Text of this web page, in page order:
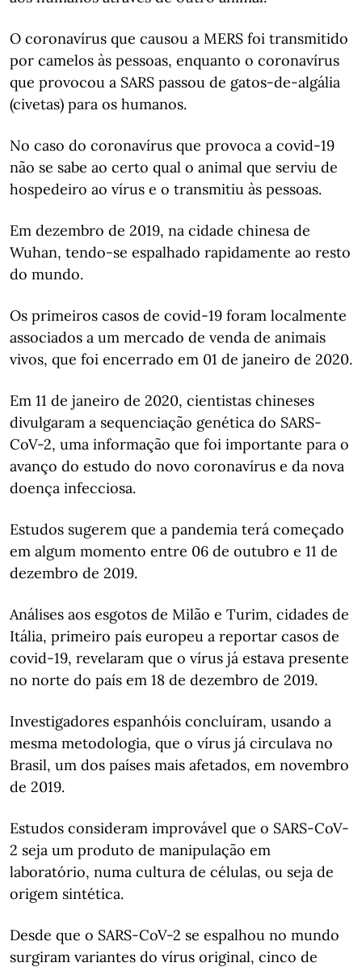
O coronavírus que causou a MERS foi transmitido
por camelos às pessoas, enquanto o coronavírus
que provocou a SARS passou de gatos-de-algália
(civetas) para os humanos.
No caso do coronavírus que provoca a covid-19
não se sabe ao certo qual o animal que serviu de
hospedeiro ao vírus e o transmitiu às pessoas.
Em dezembro de 2019, na cidade chinesa de
Wuhan, tendo-se espalhado rapidamente ao resto
do mundo.
Os primeiros casos de covid-19 foram localmente
associados a um mercado de venda de animais
vivos, que foi encerrado em 01 de janeiro de 2020.
Em 11 de janeiro de 2020, cientistas chineses
divulgaram a sequenciação genética do SARS-
CoV-2, uma informação que foi importante para o
avanço do estudo do novo coronavírus e da nova
doença infecciosa.
Estudos sugerem que a pandemia terá começado
em algum momento entre 06 de outubro e 11 de
dezembro de 2019.
Análises aos esgotos de Milão e Turim, cidades de
Itália, primeiro país europeu a reportar casos de
covid-19, revelaram que o vírus já estava presente
no norte do país em 18 de dezembro de 2019.
Investigadores espanhóis concluíram, usando a
mesma metodologia, que o vírus já circulava no
Brasil, um dos países mais afetados, em novembro
de 2019.
Estudos consideram improvável que o SARS-CoV-
2 seja um produto de manipulação em
laboratório, numa cultura de células, ou seja de
origem sintética.
Desde que o SARS-CoV-2 se espalhou no mundo
surgiram variantes do vírus original, cinco de